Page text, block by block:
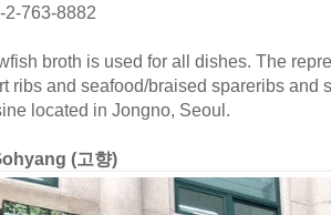
2-763-8882
broth is used for all dishes. The
ribs and seafood/braised spareribs and
located in Jongno, Seoul.
(고향)